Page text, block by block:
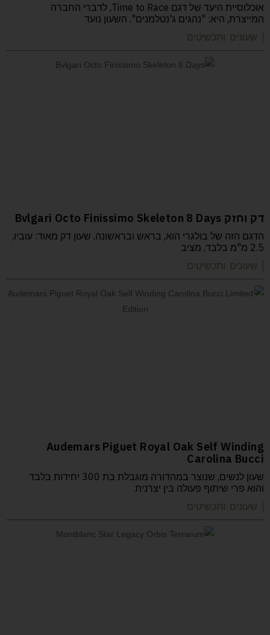
אוכלוסיית היעד של דגם Time to Race, לדברי החברה
המייצרת, היא: "נהגים ג'נטלמנים". השעון נועד
| שעונים ותכשיטים
דק וחזק Bvlgari Octo Finissimo Skeleton 8 Days
הדגם הזה של בולגרי הוא, בראש ובראשונה, שעון דק מאוד: עוביו,
2.5 מ"מ בלבד, מציב
| שעונים ותכשיטים
Audemars Piguet Royal Oak Self Winding
Carolina Bucci
שעון לנשים, שנוצר במהדורה מוגבלת בת 300 יחידות בלבד
והוא פרי שיתוף פעולה בין יצרנית
| שעונים ותכשיטים